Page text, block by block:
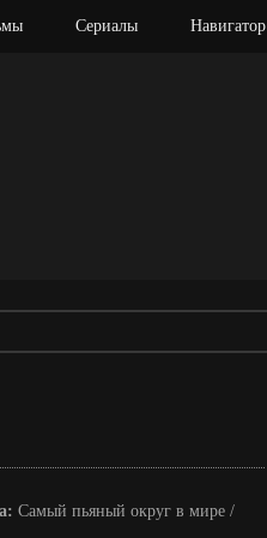
Сериалы Навигатор
Самый пьяный округ в мире /